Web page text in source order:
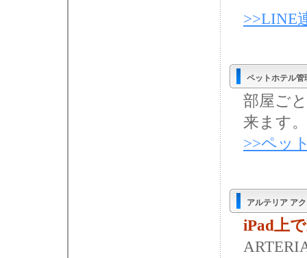
>>LINE
ペットホテル管
部屋ご
来ます
>>ペッ
アルテリア ア
iPad上